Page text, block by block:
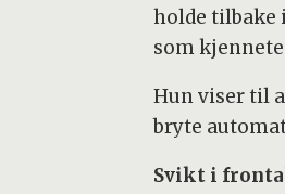
holde tilbake
som
Hun viser til
bryte
Svikt i